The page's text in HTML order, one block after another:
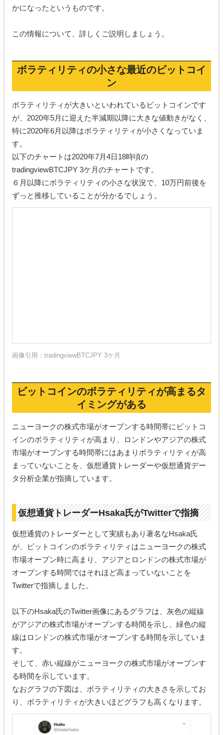
かになったというものです。
この情報について、詳しくご説明しましょう。
ボラティリティの小さな最近のビットコイ
ン
ボラティリティが大きいといわれているビットコインです
が、2020年5月に迎えた半減期以降に大きな値動きがなく、
特に2020年6月以降はボラティリティが小さくなっていま
す。
以下のチャートは2020年7月4日18時頃の
tradingviewBTCJPY 3ケ月のチャートです。
６月以降にボラティリティの小さな状況で、10万円前後を
ずっと推移していることが分かるでしょう。
画像引用： tradingviewBTCJPY 3ケ月
ビットコインのボラティリティが高まるタ
イミングがある
ニューヨークの株式市場がオープンする時間帯にビットコ
インのボラティリティが高まり、ロンドンやアジアの株式
市場がオープンする時間帯にはあまりボラティリティが高
まっていないことを、仮想通貨トレーダーや仮想通貨デー
タ分析企業が指摘しています。
仮想通貨トレーダーHsaka氏がTwitterで指摘
仮想通貨のトレーダーとして実績もあり著名なHsaka氏
が、ビットコインのボラティリティはニューヨークの株式
市場オープン時に高まり、アジアとロンドンの株式市場が
オープンする時間ではそれほど高まっていないことを
Twitterで指摘しました。
以下のHsaka氏のTwitter画像にあるグラフは、灰色の縦線
がアジアの株式市場がオープンする時間を示し、緑色の縦
線はロンドンの株式市場がオープンする時間を示していま
す。
そして、赤い縦線がニューヨークの株式市場がオープンす
る時間を示しています。
なおグラフの下図は、ボラティリティの大きさを示してお
り、ボラティリティが大きいほどグラフも高くなります。